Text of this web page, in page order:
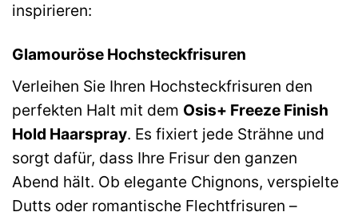
inspirieren:
Glamouröse Hochsteckfrisuren
Verleihen Sie Ihren Hochsteckfrisuren den
perfekten Halt mit dem Osis+ Freeze Finish
Hold Haarspray. Es fixiert jede Strähne und
sorgt dafür, dass Ihre Frisur den ganzen
Abend hält. Ob elegante Chignons, verspielte
Dutts oder romantische Flechtfrisuren –